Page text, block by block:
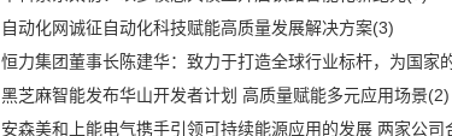
自动化网诚征自动化科技赋能高质量发展解决方案(3)
(2)
黑芝麻智能发布华山开发者计划 高质量赋能多元应用场景(2)
(2)